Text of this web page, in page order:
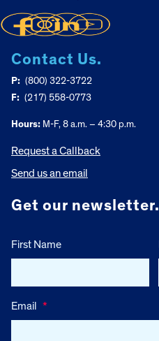
Contact Us.
P: (800) 322-3722
F: (217) 558-0773
Hours: M-F, 8 a.m. – 4:30 p.m.
Request a Callback
Send us an email
Get our newsletter.
First Name
Email *